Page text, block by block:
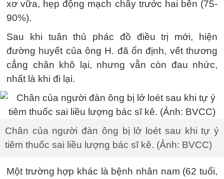
xơ vữa, hẹp động mạch chầy trước hai bên (75-
90%).
Sau khi tuân thủ phác đồ điều trị mới, hiện
đường huyết của ông H. đã ổn định, vết thương
cẳng chân khô lại, nhưng vẫn còn đau nhức,
nhất là khi đi lại.
Chân của người đàn ông bị lở loét sau khi tự ý
tiêm thuốc sai liều lượng bác sĩ kê. (Ảnh: BVCC)
Một trường hợp khác là bệnh nhân nam (62 tuổi,